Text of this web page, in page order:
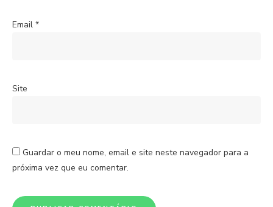
Email *
Site
Guardar o meu nome, email e site neste navegador para a
próxima vez que eu comentar.